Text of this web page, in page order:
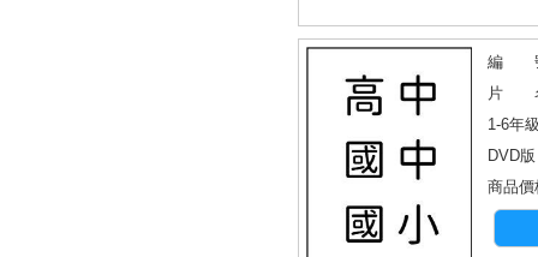
編 號
片 名
1-6年
DVD版
商品價